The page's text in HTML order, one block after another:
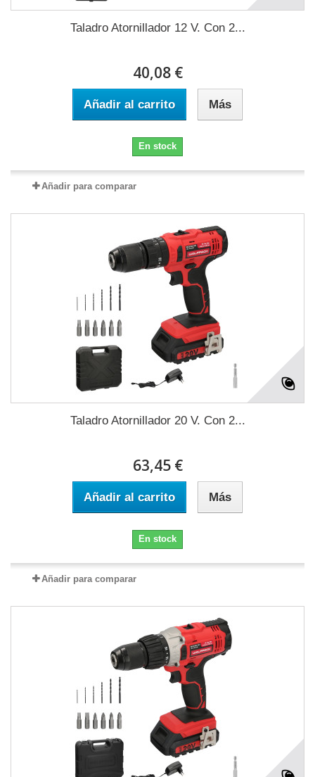
Taladro Atornillador 12 V. Con 2...
40,08 €
Añadir al carrito Más
En stock
Añadir para comparar
Taladro Atornillador 20 V. Con 2...
63,45 €
Añadir al carrito Más
En stock
Añadir para comparar